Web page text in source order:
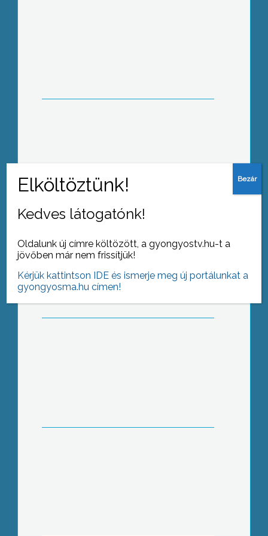
Jubileumi találkozó
Zöldségparádé
Támad a calici!
Ágyszám-háború
Kedves látogatónk!
Oldalunk új címre költözött, a gyongyostv.hu-t a
jövőben már nem frissítjük!
Kérjük kattintson IDE és ismerje meg új portálunkat a
gyongyosma.hu címen!